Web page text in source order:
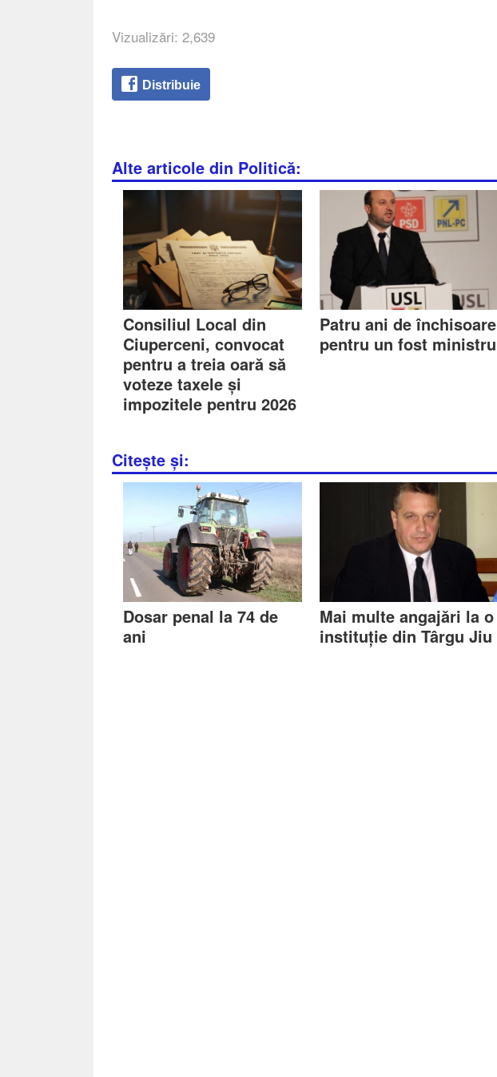
Vizualizări: 2,639
Distribuie
Alte articole din Politică:
Consiliul Local din
Ciuperceni, convocat
pentru a treia oară să
voteze taxele și
impozitele pentru 2026
Patru ani de închisoare
pentru un fost ministru
Citește și:
Dosar penal la 74 de
ani
Mai multe angajări la o
instituție din Târgu Jiu